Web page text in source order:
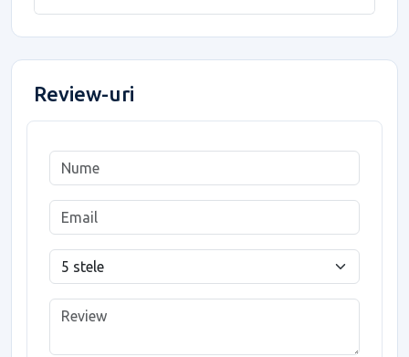
Review-uri